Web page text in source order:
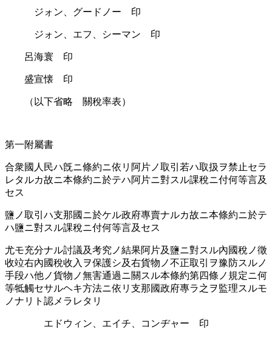
ジォン、グードノー 印
ジォン、エフ、シーマン 印
呂海寰 印
盛宣懐 印
（以下省略 關稅率󠄁表）
第一附屬書
合衆國人民ハ旣ニ條約ニ依リ阿片ノ取引若ハ取扱ヲ禁止セラ
レタルカ故ニ本條約ニ於テハ阿片ニ對スル課稅ニ付何等言及
セス
鹽ノ取引ハ支那國ニ於ケル政府專賣ナルカ故ニ本條約ニ於テ
ハ鹽ニ對スル課稅ニ付何等言及セス
尤モ充分ナル討議及考究ノ結果阿片及鹽ニ對スル內國稅ノ徵
收竝右內國稅收入ヲ保護シ及右貨物ノ不正取引ヲ豫防スルノ
手段ハ他ノ貨物ノ無害󠄂通󠄁過󠄁ニ關スル本條約第四條ノ規定ニ何
等牴觸セサルヘキ方法ニ依リ支那國政府專ラ之ヲ監理スルモ
ノナリト認󠄁メラレタリ
エドウィン、エイチ、コンヂャー 印